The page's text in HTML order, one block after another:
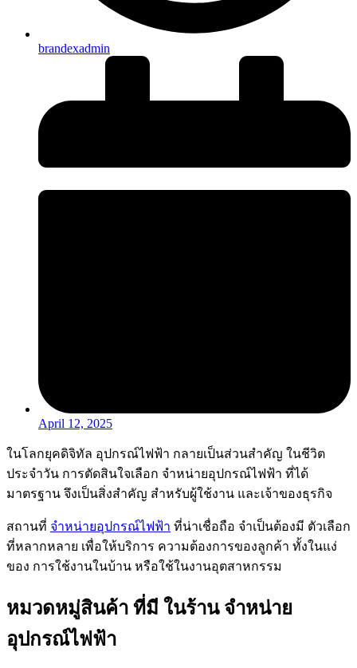
brandexadmin
April 12, 2025
ในโลกยุคดิจิทัล อุปกรณ์ไฟฟ้า กลายเป็นส่วนสำคัญ ในชีวิต
ประจำวัน การตัดสินใจเลือก จำหน่ายอุปกรณ์ไฟฟ้า ที่ได้
มาตรฐาน จึงเป็นสิ่งสำคัญ สำหรับผู้ใช้งาน และเจ้าของธุรกิจ
สถานที่ จำหน่ายอุปกรณ์ไฟฟ้า ที่น่าเชื่อถือ จำเป็นต้องมี ตัวเลือก
ที่หลากหลาย เพื่อให้บริการ ความต้องการของลูกค้า ทั้งในแง่
ของ การใช้งานในบ้าน หรือใช้ในงานอุตสาหกรรม
หมวดหมู่สินค้า ที่มี ในร้าน จำหน่าย
อุปกรณ์ไฟฟ้า